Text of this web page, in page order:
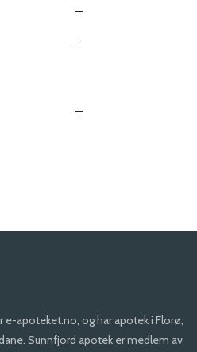
e-apoteket.no, og har apotek i Florø,
Sunnfjord apotek er medlem av